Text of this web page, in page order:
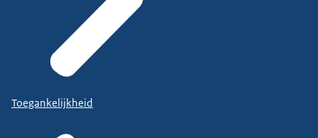
Toegankelijkheid